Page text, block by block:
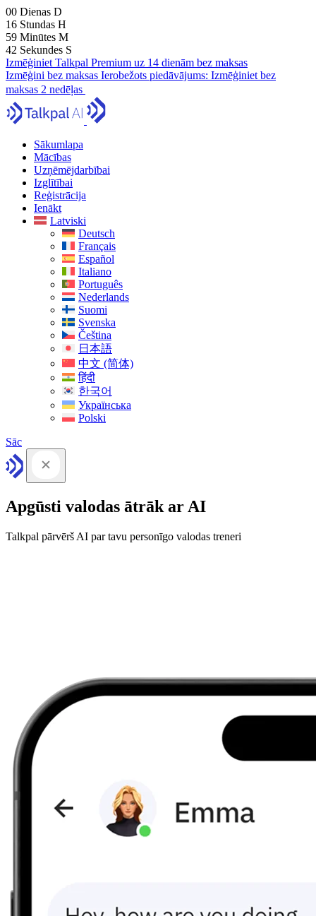
00 Dienas D
16 Stundas H
59 Minūtes M
41 Sekundes S
Izmēģiniet Talkpal Premium uz 14 dienām bez maksas
Izmēģini bez maksas Ierobežots piedāvājums: Izmēģiniet bez
maksas 2 nedēļas
Sākumlapa
Mācības
Uzņēmējdarbībai
Izglītībai
Reģistrācija
Ienākt
Latviski
Deutsch
Français
Español
Italiano
Português
Nederlands
Suomi
Svenska
Čeština
日本語
中文 (简体)
हिंदी
한국어
Українська
Polski
Sāc
Apgūsti valodas ātrāk ar AI
Talkpal pārvērš AI par tavu personīgo valodas treneri